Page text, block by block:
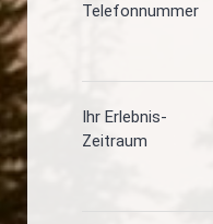
Telefonnummer
Ihr Erlebnis-
Zeitraum